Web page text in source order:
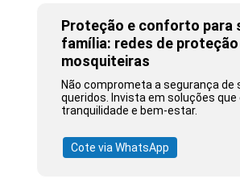
Proteção e conforto para
família: redes de
mosquiteiras
Não comprometa a segurança de
queridos. Invista em soluções
tranquilidade e bem-estar.
Cote via WhatsApp